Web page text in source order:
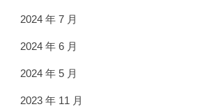
2024 年 7 月
2024 年 6 月
2024 年 5 月
2023 年 11 月